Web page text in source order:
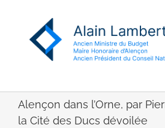
Alençon dans l’Orne, par
la Cité des Ducs dévoilée